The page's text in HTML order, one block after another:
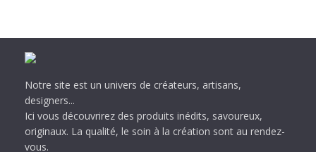
Notre site est un univers de créateurs, artisans,
designers...
Ici vous découvrirez des produits inédits, savoureux,
originaux. La qualité, le soin à la création sont au rendez-
vous.